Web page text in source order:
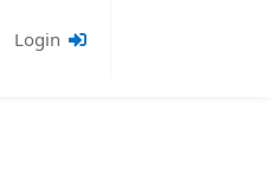
Login